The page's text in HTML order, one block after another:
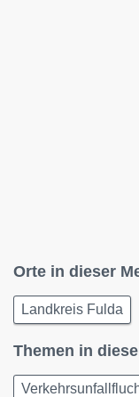
Orte in dieser
Landkreis Fulda
Themen in